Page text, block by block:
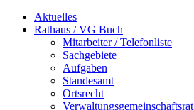
Aktuelles
Rathaus / VG Buch
Mitarbeiter / Telefonliste
Sachgebiete
Aufgaben
Standesamt
Ortsrecht
Verwaltungsgemeinschaftsrat